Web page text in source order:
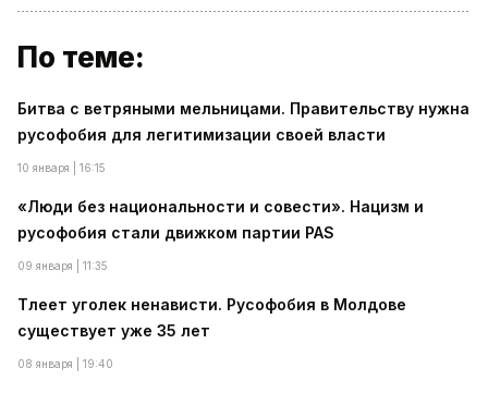
По теме:
Битва с ветряными мельницами. Правительству нужна
русофобия для легитимизации своей власти
10 января | 16:15
«Люди без национальности и совести». Нацизм и
русофобия стали движком партии PAS
09 января | 11:35
Тлеет уголек ненависти. Русофобия в Молдове
существует уже 35 лет
08 января | 19:40